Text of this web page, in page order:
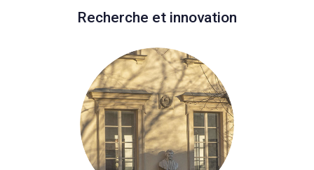
Recherche et innovation